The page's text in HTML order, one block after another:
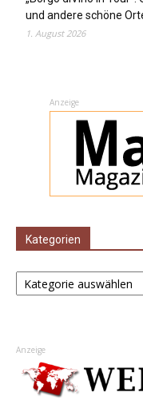
und andere schöne
1. August 2026
Anzeige
Kategorien
Kategorien
Anzeige